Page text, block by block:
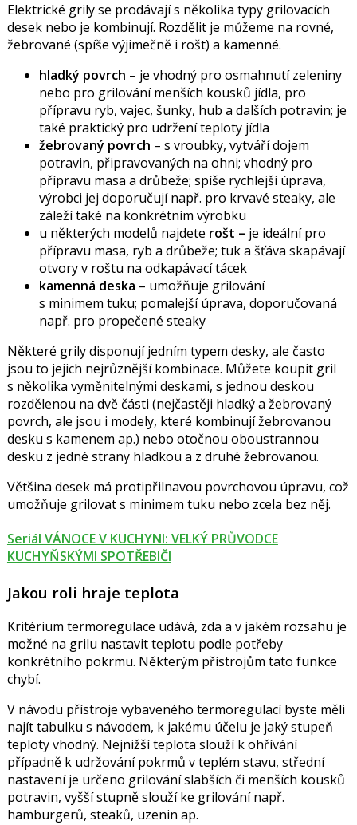
Elektrické grily se prodávají s několika typy grilovacích
desek nebo je kombinují. Rozdělit je můžeme na rovné,
žebrované (spíše výjimečně i rošt) a kamenné.
hladký povrch – je vhodný pro osmahnutí zeleniny
nebo pro grilování menších kousků jídla, pro
přípravu ryb, vajec, šunky, hub a dalších potravin; je
také praktický pro udržení teploty jídla
žebrovaný povrch – s vroubky, vytváří dojem
potravin, připravovaných na ohni; vhodný pro
přípravu masa a drůbeže; spíše rychlejší úprava,
výrobci jej doporučují např. pro krvavé steaky, ale
záleží také na konkrétním výrobku
u některých modelů najdete rošt – je ideální pro
přípravu masa, ryb a drůbeže; tuk a šťáva skapávají
otvory v roštu na odkapávací tácek
kamenná deska – umožňuje grilování
s minimem tuku; pomalejší úprava, doporučovaná
např. pro propečené steaky
Některé grily disponují jedním typem desky, ale často
jsou to jejich nejrůznější kombinace. Můžete koupit gril
s několika vyměnitelnými deskami, s jednou deskou
rozdělenou na dvě části (nejčastěji hladký a žebrovaný
povrch, ale jsou i modely, které kombinují žebrovanou
desku s kamenem ap.) nebo otočnou oboustrannou
desku z jedné strany hladkou a z druhé žebrovanou.
Většina desek má protipřilnavou povrchovou úpravu, což
umožňuje grilovat s minimem tuku nebo zcela bez něj.
Seriál VÁNOCE V KUCHYNI: VELKÝ PRŮVODCE
KUCHYŇSKÝMI SPOTŘEBIČI
Jakou roli hraje teplota
Kritérium termoregulace udává, zda a v jakém rozsahu je
možné na grilu nastavit teplotu podle potřeby
konkrétního pokrmu. Některým přístrojům tato funkce
chybí.
V návodu přístroje vybaveného termoregulací byste měli
najít tabulku s návodem, k jakému účelu je jaký stupeň
teploty vhodný. Nejnižší teplota slouží k ohřívání
případně k udržování pokrmů v teplém stavu, střední
nastavení je určeno grilování slabších či menších kousků
potravin, vyšší stupně slouží ke grilování např.
hamburgerů, steaků, uzenin ap.